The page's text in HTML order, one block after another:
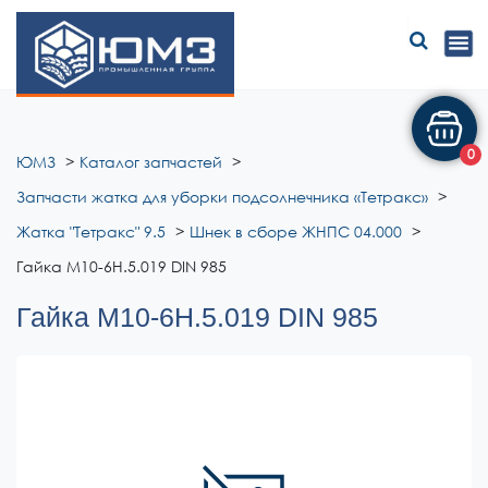
ЮМЗ
ЮМЗ
Каталог запчастей
Запчасти жатка для уборки подсолнечника «Тетракс»
Жатка "Тетракс" 9.5
Шнек в сборе ЖНПС 04.000
Гайка М10-6Н.5.019 DIN 985
Гайка М10-6Н.5.019 DIN 985
0